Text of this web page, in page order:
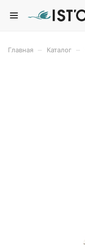
Главная Каталог